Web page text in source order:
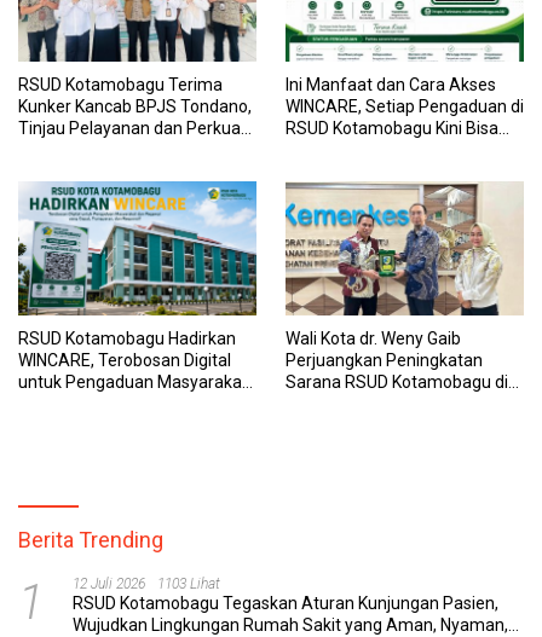
RSUD Kotamobagu Terima
Kunker Kancab BPJS Tondano,
Tinjau Pelayanan dan Perkuat
Ini Manfaat dan Cara Akses
WINCARE, Setiap Pengaduan di
RSUD Kotamobagu Kini Bisa
RSUD Kotamobagu Hadirkan
WINCARE, Terobosan Digital
untuk Pengaduan Masyarakat
Wali Kota dr. Weny Gaib
Perjuangkan Peningkatan
Sarana RSUD Kotamobagu di
Berita Trending
1 12 Juli 2026 1103 Lihat
RSUD Kotamobagu Tegaskan Aturan Kunjungan Pasien,
Wujudkan Lingkungan Rumah Sakit yang Aman, Nyaman,